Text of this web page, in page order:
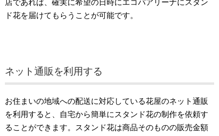
店であれば、確実に希望の日時にエコパアリーナにスタン
ド花を届けてもらうことが可能です。
ネット通販を利用する
お住まいの地域への配送に対応している花屋のネット通販
を利用すると、自宅から簡単にスタンド花の制作を依頼す
ることができます。スタンド花は商品そのものの販売金額